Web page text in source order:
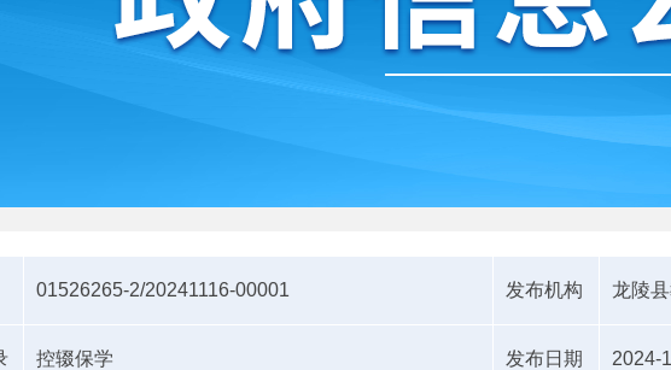
01526265-2/20241116-00001 发布机构 龙陵
控辍保学 发布日期 2024-